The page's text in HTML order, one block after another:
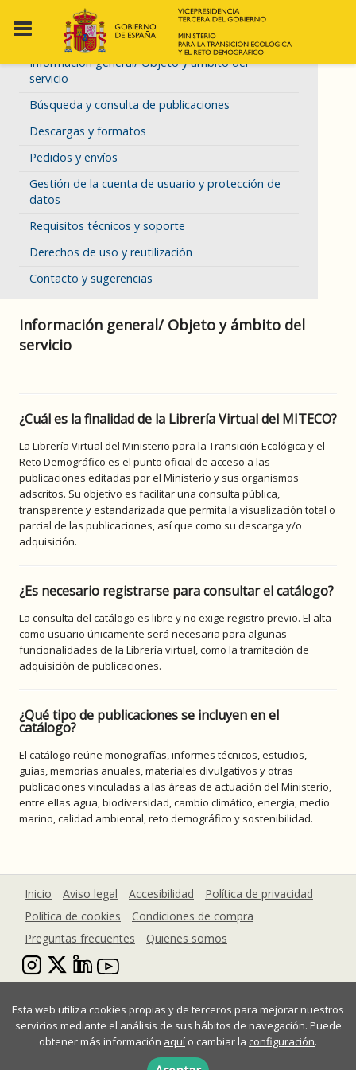
Información general/ Objeto y ámbito del
servicio
Búsqueda y consulta de publicaciones
Descargas y formatos
Pedidos y envíos
Gestión de la cuenta de usuario y protección de
datos
Requisitos técnicos y soporte
Derechos de uso y reutilización
Contacto y sugerencias
Información general/ Objeto y ámbito del
servicio
¿Cuál es la finalidad de la Librería Virtual del MITECO?
La Librería Virtual del Ministerio para la Transición Ecológica y el
Reto Demográfico es el punto oficial de acceso a las
publicaciones editadas por el Ministerio y sus organismos
adscritos. Su objetivo es facilitar una consulta pública,
transparente y estandarizada que permita la visualización total o
parcial de las publicaciones, así que como su descarga y/o
adquisición.
¿Es necesario registrarse para consultar el catálogo?
La consulta del catálogo es libre y no exige registro previo. El alta
como usuario únicamente será necesaria para algunas
funcionalidades de la Librería virtual, como la tramitación de
adquisición de publicaciones.
¿Qué tipo de publicaciones se incluyen en el
catálogo?
El catálogo reúne monografías, informes técnicos, estudios,
guías, memorias anuales, materiales divulgativos y otras
publicaciones vinculadas a las áreas de actuación del Ministerio,
entre ellas agua, biodiversidad, cambio climático, energía, medio
marino, calidad ambiental, reto demográfico y sostenibilidad.
Inicio Aviso legal Accesibilidad
Política de privacidad
Política de cookies
Condiciones de compra
Preguntas frecuentes
Quienes somos
Ministerio para la Transición Ecológica y el Reto Demográfico
Esta web utiliza cookies propias y de terceros para mejorar nuestros
servicios mediante el análisis de sus hábitos de navegación. Puede
obtener más información aquí o cambiar la configuración.